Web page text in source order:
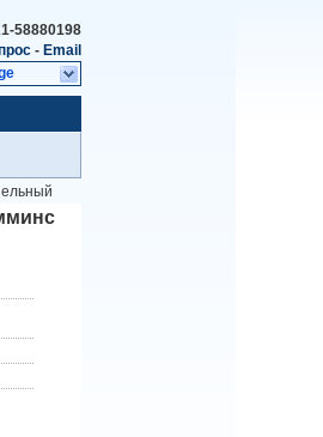
58880198
- Email